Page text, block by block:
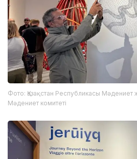
Фото: Қазақстан Республикасы Мәдениет
Мәдениет комитеті